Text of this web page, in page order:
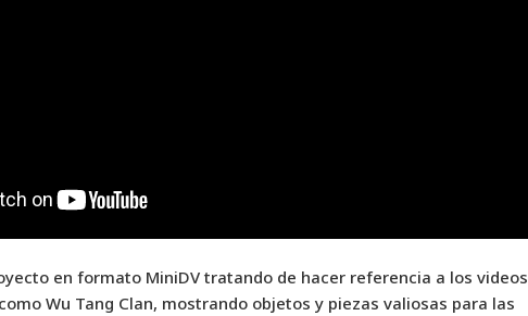
en formato MiniDV tratando de hacer referencia a los videos
Wu Tang Clan, mostrando objetos y piezas valiosas para las